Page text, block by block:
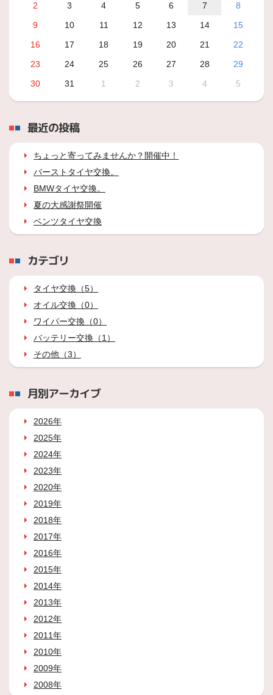
2
3 4 5 6 7
8
9
10 11 12 13 14
15
16
17 18 19 20 21
22
23
24 25 26 27 28
29
30
31 1 2 3 4 5
最近の投稿
ちょっと寄ってみませんか？開催中！
バーストタイヤ交換。
BMWタイヤ交換。
夏の大感謝祭開催
ベンツタイヤ交換
カテゴリ
タイヤ交換（5）
オイル交換（0）
ワイパー交換（0）
バッテリー交換（1）
その他（3）
月別アーカイブ
2026年
2025年
2024年
2023年
2020年
2019年
2018年
2017年
2016年
2015年
2014年
2013年
2012年
2011年
2010年
2009年
2008年